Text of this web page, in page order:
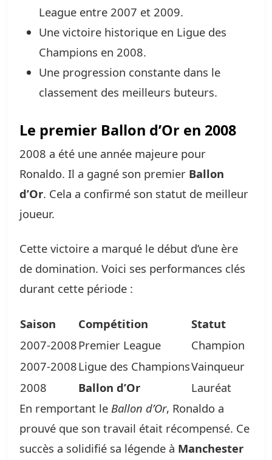
League entre 2007 et 2009.
Une victoire historique en Ligue des
Champions en 2008.
Une progression constante dans le
classement des meilleurs buteurs.
Le premier Ballon d’Or en 2008
2008 a été une année majeure pour
Ronaldo. Il a gagné son premier Ballon
d’Or. Cela a confirmé son statut de meilleur
joueur.
Cette victoire a marqué le début d’une ère
de domination. Voici ses performances clés
durant cette période :
Saison Compétition
Statut
2007-2008Premier League
Champion
2007-2008Ligue des ChampionsVainqueur
2008
Ballon d’Or
Lauréat
En remportant le Ballon d’Or, Ronaldo a
prouvé que son travail était récompensé. Ce
succès a solidifié sa légende à Manchester